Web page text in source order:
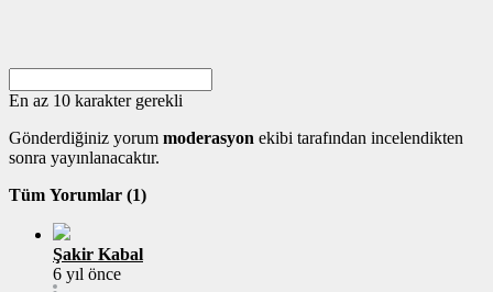
En az 10 karakter gerekli
Gönderdiğiniz yorum moderasyon ekibi tarafından incelendikten
sonra yayınlanacaktır.
Tüm Yorumlar (1)
Şakir Kabal
6 yıl önce